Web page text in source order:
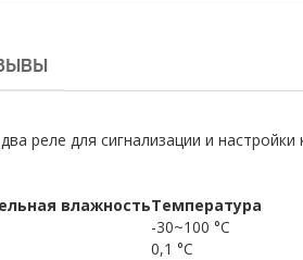
реле для сигнализации и
влажностьТемпература
-30~100 °C
0,1 °C